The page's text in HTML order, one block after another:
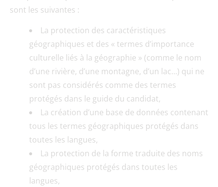
sont les suivantes :
La protection des caractéristiques
géographiques et des « termes d’importance
culturelle liés à la géographie » (comme le nom
d’une rivière, d’une montagne, d’un lac…) qui ne
sont pas considérés comme des termes
protégés dans le guide du candidat,
La création d’une base de données contenant
tous les termes géographiques protégés dans
toutes les langues,
La protection de la forme traduite des noms
géographiques protégés dans toutes les
langues,